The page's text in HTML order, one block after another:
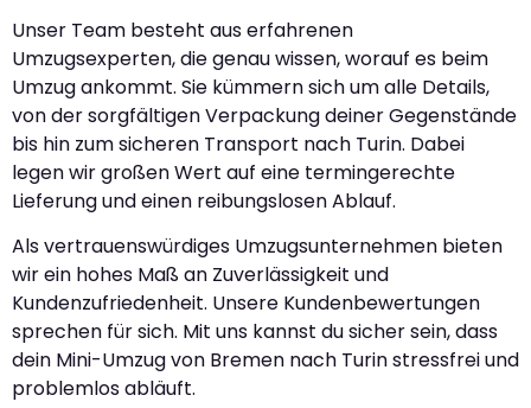
Unser Team besteht aus erfahrenen
Umzugsexperten, die genau wissen, worauf es beim
Umzug ankommt. Sie kümmern sich um alle Details,
von der sorgfältigen Verpackung deiner Gegenstände
bis hin zum sicheren Transport nach Turin. Dabei
legen wir großen Wert auf eine termingerechte
Lieferung und einen reibungslosen Ablauf.
Als vertrauenswürdiges Umzugsunternehmen bieten
wir ein hohes Maß an Zuverlässigkeit und
Kundenzufriedenheit. Unsere Kundenbewertungen
sprechen für sich. Mit uns kannst du sicher sein, dass
dein Mini-Umzug von Bremen nach Turin stressfrei und
problemlos abläuft.